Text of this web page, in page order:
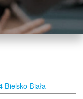
Bielsko-Biała